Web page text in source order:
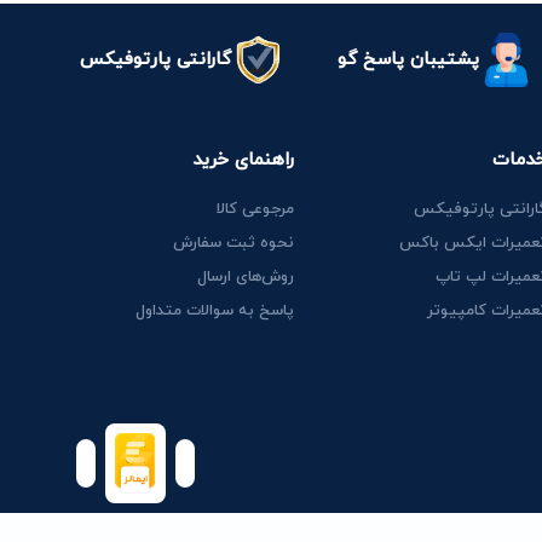
پشتیبان پاسخ گو گارانتی پارتوفیکس
پارتوفیکس
ایکس باکس
لپ تاپ
کامپیوتر
راهنمای خرید
مرجوعی کالا
نحوه ثبت سفارش
روش‌های ارسال
پاسخ به سوالات متداول